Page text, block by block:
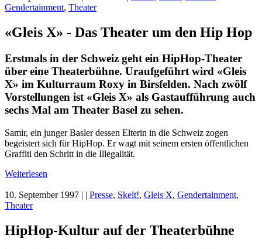
Gendertainment, Theater
«Gleis X» - Das Theater um den Hip Hop
Erstmals in der Schweiz geht ein HipHop-Theater
über eine Theaterbühne. Uraufgeführt wird «Gleis
X» im Kulturraum Roxy in Birsfelden. Nach zwölf
Vorstellungen ist «Gleis X» als Gastaufführung auch
sechs Mal am Theater Basel zu sehen.
Samir, ein junger Basler dessen Elterin in die Schweiz zogen
begeistert sich für HipHop. Er wagt mit seinem ersten öffentlichen
Graffiti den Schritt in die Illegalität.
Weiterlesen
10. September 1997 | | Presse, Skelt!, Gleis X, Gendertainment,
Theater
HipHop-Kultur auf der Theaterbühne